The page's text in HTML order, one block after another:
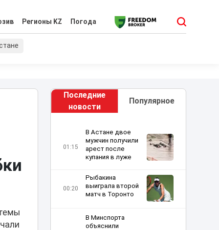
Регионы KZ Погода
Последние
новости
Популярное
01:15
В Астане двое
мужчин получили
арест после
купания в луже
00:20
Рыбакина
выиграла второй
матч в Торонто
В Минспорта
объяснили